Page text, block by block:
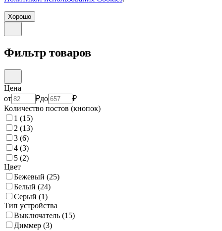
Хорошо
Фильтр товаров
Цена
от
₽до
₽
Количество постов (кнопок)
1 (15)
2 (13)
3 (6)
4 (3)
5 (2)
Цвет
Бежевый (25)
Белый (24)
Серый (1)
Тип устройства
Выключатель (15)
Диммер (3)